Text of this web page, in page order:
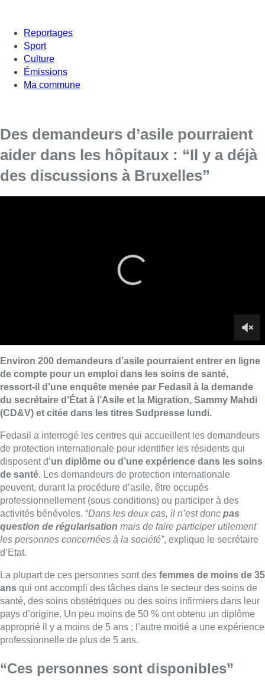
Reportages
Sport
Culture
Émissions
Ma commune
Des demandeurs d’asile pourraient
aider dans les hôpitaux : “Il y a déjà
des discussions à Bruxelles”
(CD&V) et citée dans les titres Sudpresse lundi.
Fedasil a interrogé les centres qui accueillent les demandeurs
professionnellement (sous conditions) ou participer à des
activités bénévoles. “
Dans les deux cas, il n’est donc
pas
question de régularisation mais de faire participer utilement
les personnes concernées à la société”, explique le secrétaire
d’Etat.
La plupart de ces personnes sont desfemmes de moins de 35
ans qui ont accompli des tâches dans le secteur des soins de
santé, des soins obstétriques ou des soins infirmiers dans leur
pays d’origine. Un peu moins de 50 % ont obtenu un diplôme
approprié il y a moins de 5 ans ; l’autre moitié a une expérience
professionnelle de plus de 5 ans.
“Ces personnes sont disponibles”
Environ50 % d’entre eux parlent le néerlandais et 32 % le
français
groupes cibles. Ces gens ont uneprocédure d’asile en cours.
Ils peuvent avoir droit à un permis de travail parce qu’ils ont un
droit de séjour temporaire.
“Il est utile de savoir que ces personnes sont disponibles. Il
existe toutefois des objections pratiques en termes de
de travail où il y a déjà une surcharge” , précise le secrétaire
d’État. Il a demandé à ses services d’examiner si les